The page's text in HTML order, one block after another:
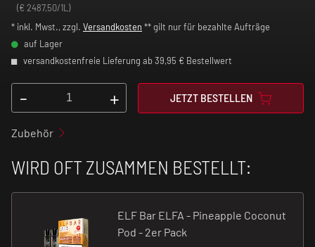
(€ 2487,50/1L)
* inkl. Mwst., zzgl. Versandkosten ** gilt nur für bezahlte Aufträge
auf Lager
versandkostenfreie Lieferung ab 39,95 € Bestellwert
- + JETZT BESTELLEN
Zubehör
WIRD OFT ZUSAMMEN BESTELLT:
ELF Bar ELFA - Pineapple Coconut
Pod - 2er Pack